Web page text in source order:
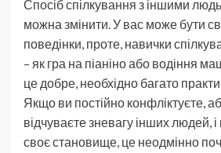
Спосіб спілкування з іншими
можна змінити. У вас може бути
поведінки, проте, навички
– як гра на піаніно або водіння
це добре, необхідно багато
Якщо ви постійно конфліктуєте,
відчуваєте зневагу інших людей, і
своє становище, це неодмінно